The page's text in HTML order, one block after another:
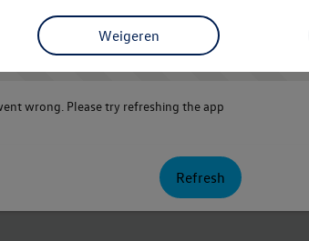
Weigeren Oops!
wrong. Please try refreshing the app
Refresh